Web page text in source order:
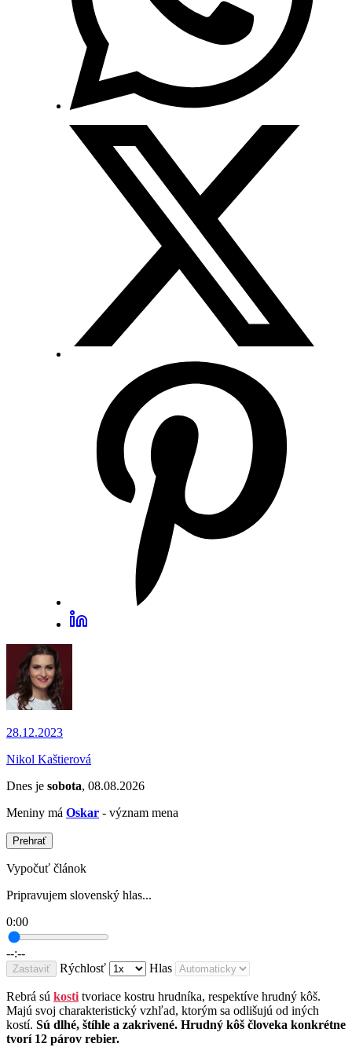
28.12.2023
Nikol Kaštierová
Dnes je sobota, 08.08.2026
Meniny má Oskar - význam mena
Prehrať
Vypočuť článok
Pripravujem slovenský hlas...
0:00
--:--
Zastaviť Rýchlosť Hlas
Rebrá sú kostitvoriace kostru hrudníka, respektíve hrudný kôš.
Majú svoj charakteristický vzhľad, ktorým sa odlišujú od iných
kostí. Sú dlhé, štíhle a zakrivené. Hrudný kôš človeka konkrétne
tvorí 12 párov rebier.